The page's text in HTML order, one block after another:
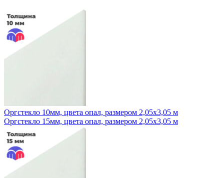
Оргстекло 10мм, цвета опал, размером 2,05x3,05 м
Оргстекло 15мм, цвета опал, размером 2,05x3,05 м